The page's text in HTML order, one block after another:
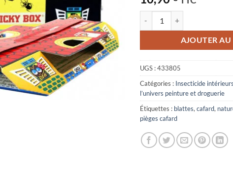
AJOUTER AU
UGS :433805
Catégories : Insecticide
l’univers peinture et droguerie
Étiquettes : blattes, cafard,
pièges cafard